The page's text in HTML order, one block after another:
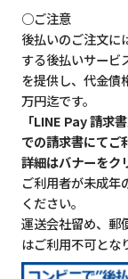
○ご注意
後払いのご注文に
する後払いサービ
を提供し、代金債
万円迄です。
「LINE Pay 請求
での請求書にてご
詳細はバナーをク
ご利用者が未成年
ください。
運送会社留め、郵
はご利用不可とな